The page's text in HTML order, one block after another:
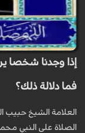
إذا وجدنا شخصا
فما دلالة ذلك؟
العلامة الشيخ حبيب
الصلاة على النبي